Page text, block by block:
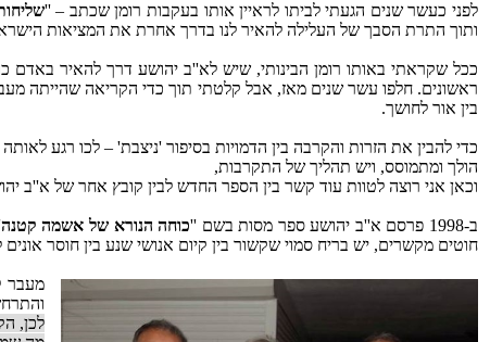
לפני כעשר שנים הגעתי לביתו לראיין אותו בעקבות רומן שכתב – ''
ותוך התרת הסבך של העלילה להאיר לנו בדרך אחרת את המציאות
ככל שקראתי באותו רומן הבינותי, שיש לא''ב יהושע דרך להאיר באדם
ראשונים. חלפו עשר שנים מאז, אבל קלטתי תוך כדי הקריאה שהייתה
בין אור לחושך.
כדי להבין את הזרות והקרבה בין הדמויות בסיפור 'ניצבת' – לכו רגע
הולך ומתמוסס, ויש תהליך של התקרבות,
וכאן אני רוצה לטוות עוד קשר בין הספר החדש לבין קובץ אחר של א''ב
ב-‏1998 פרסם א''ב יהושע ספר מסות בשם '' כוחה הנורא של אשמה קטנה
חוטים מקשרים, יש בריח סמוי שקשור בין קיום אנושי שנע בין חוסר
מעבר
לכן,